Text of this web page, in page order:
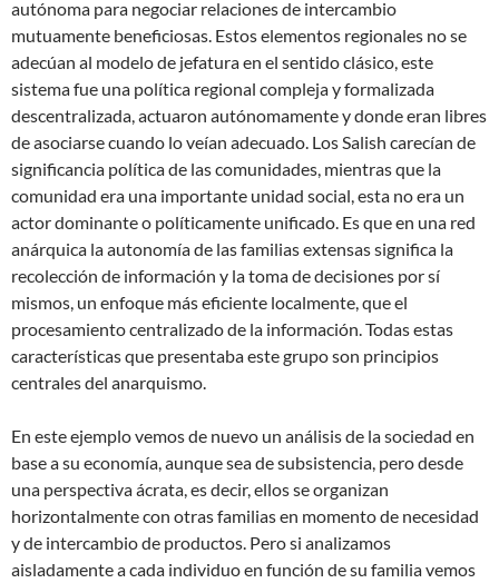
autónoma para negociar relaciones de intercambio
mutuamente beneficiosas. Estos elementos regionales no se
adecúan al modelo de jefatura en el sentido clásico, este
sistema fue una política regional compleja y formalizada
descentralizada, actuaron autónomamente y donde eran libres
de asociarse cuando lo veían adecuado. Los Salish carecían de
significancia política de las comunidades, mientras que la
comunidad era una importante unidad social, esta no era un
actor dominante o políticamente unificado. Es que en una red
anárquica la autonomía de las familias extensas significa la
recolección de información y la toma de decisiones por sí
mismos, un enfoque más eficiente localmente, que el
procesamiento centralizado de la información. Todas estas
características que presentaba este grupo son principios
centrales del anarquismo.
En este ejemplo vemos de nuevo un análisis de la sociedad en
base a su economía, aunque sea de subsistencia, pero desde
una perspectiva ácrata, es decir, ellos se organizan
horizontalmente con otras familias en momento de necesidad
y de intercambio de productos. Pero si analizamos
aisladamente a cada individuo en función de su familia vemos